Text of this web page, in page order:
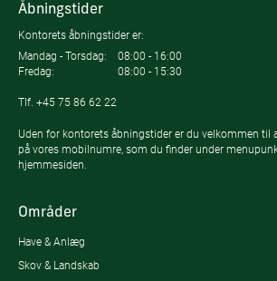
Åbningstider
Kontorets åbningstider er:
Mandag - Torsdag:
08:00 - 16:00
Fredag:
08:00 - 15:30
Tlf. +45 75 86 62 22
Uden for kontorets åbningstider er du velkommen til
på vores mobilnumre, som du finder under
hjemmesiden.
Områder
Have & Anlæg
Skov & Landskab